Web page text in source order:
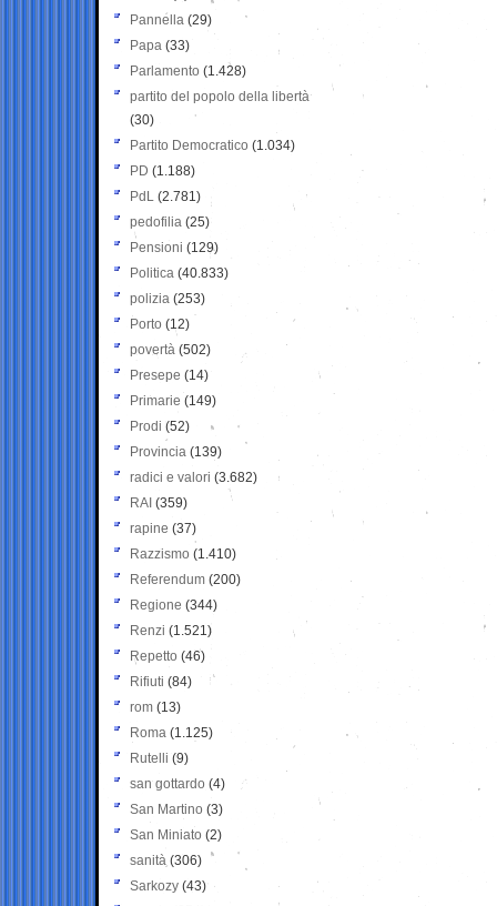
Pannella (29)
Papa (33)
Parlamento (1.428)
partito del popolo della libertà
(30)
Partito Democratico (1.034)
PD (1.188)
PdL (2.781)
pedofilia (25)
Pensioni (129)
Politica (40.833)
polizia (253)
Porto (12)
povertà (502)
Presepe (14)
Primarie (149)
Prodi (52)
Provincia (139)
radici e valori (3.682)
RAI (359)
rapine (37)
Razzismo (1.410)
Referendum (200)
Regione (344)
Renzi (1.521)
Repetto (46)
Rifiuti (84)
rom (13)
Roma (1.125)
Rutelli (9)
san gottardo (4)
San Martino (3)
San Miniato (2)
sanità (306)
Sarkozy (43)